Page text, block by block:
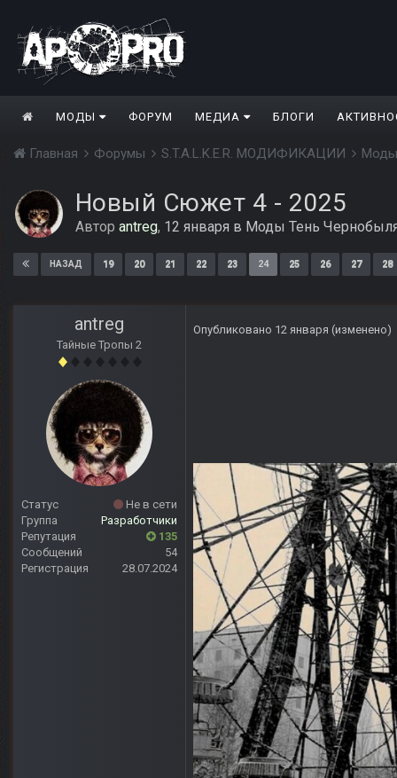
МОДЫ ФОРУМ МЕДИА БЛОГИ
Главная Форумы S.T.A.L.K.E.R. МОДИФИКАЦИИ
Новый Сюжет 4 - 2025
Автор antreg, 12 января в Моды Тень
НАЗАД 19 20 21 22 23 24 25 26 27 28
antreg
Тайные Тропы 2
Статус
Не в сети
Группа
Разработчики
Репутация
135
Сообщений
54
Регистрация
28.07.2024
Опубликовано 12 января (изменено)